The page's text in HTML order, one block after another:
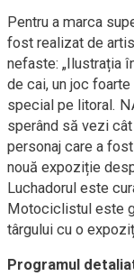
Pentru a marca
fost realizat de
nefaste: „Ilustrația
de cai, un joc
special pe litoral.
sperând să vezi
personaj care a
nouă expoziție
Luchadorul este
Motociclistul este
târgului cu o
Programul